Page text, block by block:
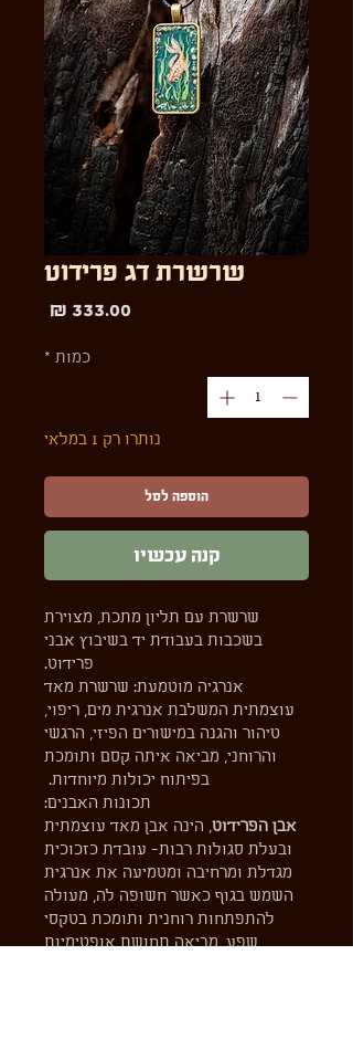
שרשרת דג פרידוט
מחיר
כמות *
נותרו רק 1 במלאי
הוספה לסל
קנה עכשיו
שרשרת עם תליון מתכת, מצוירת
בשכבות בעבודת יד בשיבוץ אבני
פרידוט.
אנרגיה מוטמעת: שרשרת מאד
עוצמתית המשלבת אנרגית מים, ריפוי,
טיהור והגנה במישורים הפיזי, הרגשי
והרוחני, מביאה איתה קסם ותומכת
בפיתוח יכולות מיוחדות.
תכונות האבנים:
אבן הפרידוט, הינה אבן מאד עוצמתית
ובעלת סגולות רבות- עובדת כזכוכית
מגדלת ומרחיבה ומטמיעה את אנרגית
השמש בגוף כאשר חשופה לה, מעולה
להתפתחות רוחנית ותומכת בטקסי
שפע, מביאה תחושת אופטימיות